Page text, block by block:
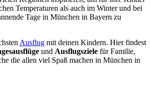
Temperaturen als auch im Winter und bei
Tage in München in Bayern zu
Ausflug mit deinen Kindern. Hier findest
und Ausflugsziele für Familie,
die allen viel Spaß machen in München in